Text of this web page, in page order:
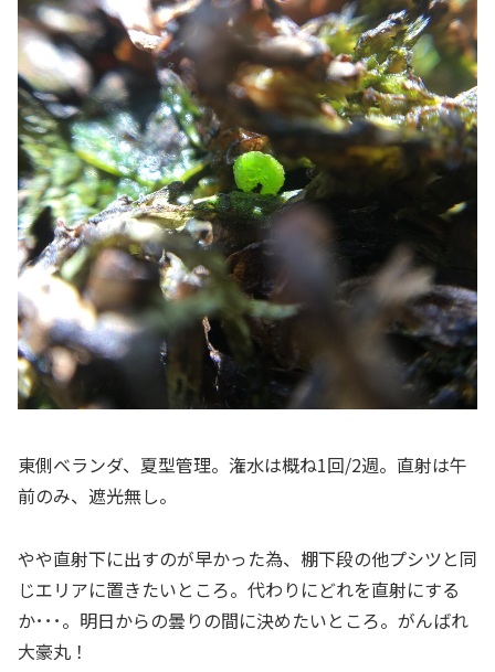
東側ベランダ、夏型管理。潅水は概ね1回/2週。直射は午
前のみ、遮光無し。
やや直射下に出すのが早かった為、棚下段の他プシツと同
じエリアに置きたいところ。代わりにどれを直射にする
か･･･。明日からの曇りの間に決めたいところ。がんばれ
大豪丸！